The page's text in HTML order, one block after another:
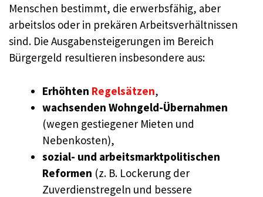
Menschen bestimmt, die erwerbsfähig, aber
arbeitslos oder in prekären Arbeitsverhältnissen
sind. Die Ausgabensteigerungen im Bereich
Bürgergeld resultieren insbesondere aus:
Erhöhten Regelsätzen,
wachsenden Wohngeld-Übernahmen
(wegen gestiegener Mieten und
Nebenkosten),
sozial- und arbeitsmarktpolitischen
Reformen (z. B. Lockerung der
Zuverdienstregeln und bessere